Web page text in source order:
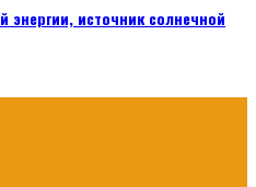
энергии, источник солнечной